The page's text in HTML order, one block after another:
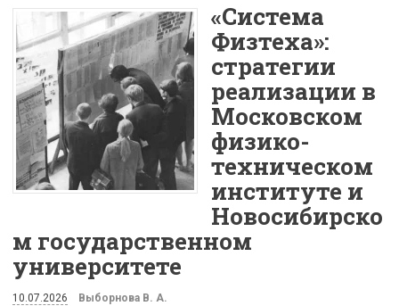
«Система
Физтеха»:
стратегии
реализации в
Московском
физико-
техническом
институте и
Новосибирско
м государственном
университете
10.07.2026 Выборнова В. А.